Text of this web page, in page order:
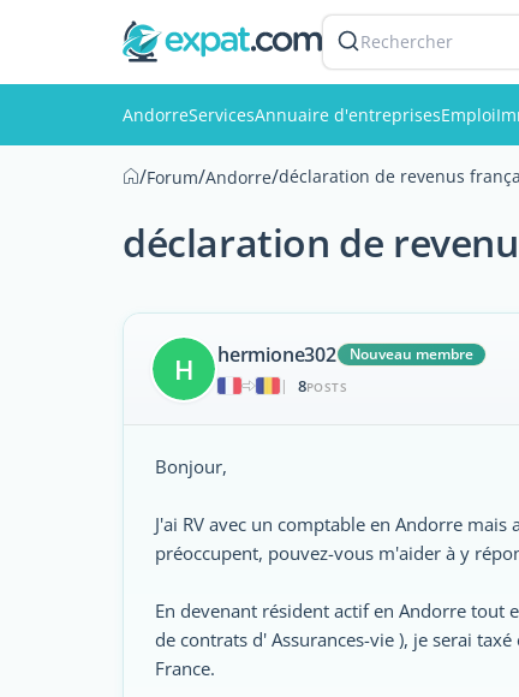
Rechercher
AndorreServicesAnnuaire d'entreprisesEmploi
/Forum/Andorre/déclaration de revenus
déclaration de
H hermione302
Nouveau membre
|
8POSTS
Bonjour,
J'ai RV avec un comptable en Andorre
préoccupent, pouvez-vous m'aider à y
En devenant résident actif en Andorre tout
de contrats d' Assurances-vie ), je serai
France.